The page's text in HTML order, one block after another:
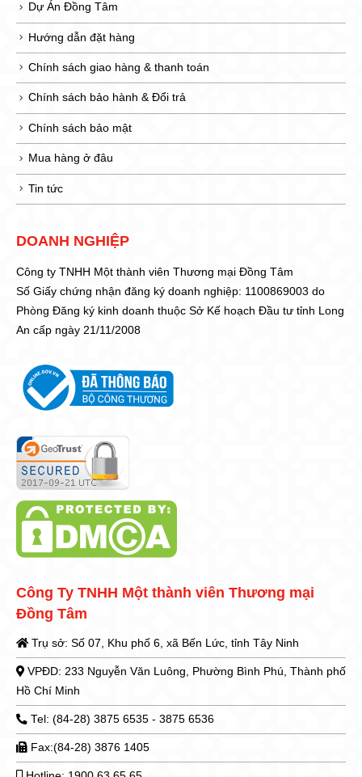
Dự Án Đồng Tâm
Hướng dẫn đặt hàng
Chính sách giao hàng & thanh toán
Chính sách bảo hành & Đổi trả
Chính sách bảo mật
Mua hàng ở đâu
Tin tức
DOANH NGHIỆP
Công ty TNHH Một thành viên Thương mại Đồng Tâm
Số Giấy chứng nhận đăng ký doanh nghiệp: 1100869003 do
Phòng Đăng ký kinh doanh thuộc Sở Kế hoạch Đầu tư tỉnh Long
An cấp ngày 21/11/2008
Công Ty TNHH Một thành viên Thương mại
Đồng Tâm
Trụ sở: Số 07, Khu phố 6, xã Bến Lức, tỉnh Tây Ninh
VPĐD: 233 Nguyễn Văn Luông, Phường Bình Phú, Thành phố
Hồ Chí Minh
Tel: (84-28) 3875 6535 - 3875 6536
Fax:(84-28) 3876 1405